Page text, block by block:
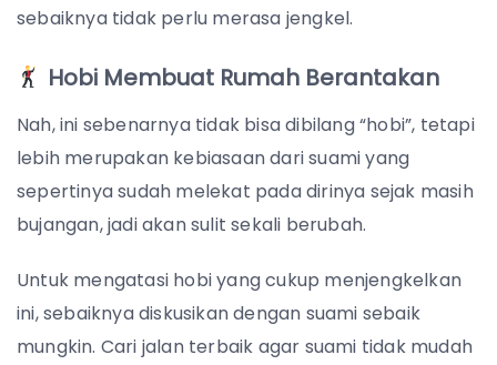
sebaiknya tidak perlu merasa jengkel.
Hobi Membuat Rumah Berantakan
Nah, ini sebenarnya tidak bisa dibilang “hobi”, tetapi
lebih merupakan kebiasaan dari suami yang
sepertinya sudah melekat pada dirinya sejak masih
bujangan, jadi akan sulit sekali berubah.
Untuk mengatasi hobi yang cukup menjengkelkan
ini, sebaiknya diskusikan dengan suami sebaik
mungkin. Cari jalan terbaik agar suami tidak mudah